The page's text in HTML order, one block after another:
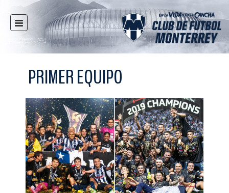
INICIO
NOTICIAS
RAYADOS
RAYADAS
FUERZAS BÁSICAS
RESPONSABILIDAD SOCIAL
TAQUILLA
PRIMER EQUIPO